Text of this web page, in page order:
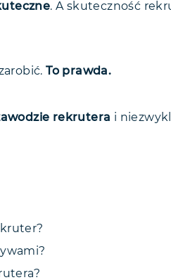
. A skuteczność
To prawda.
rekrutera i